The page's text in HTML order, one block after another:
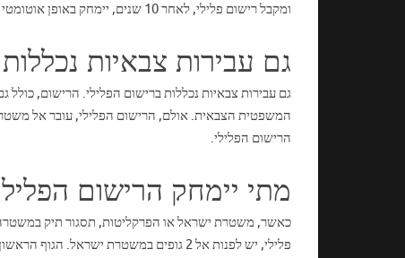
ומקבל רישום פלילי, לאחר 10 שנים, יימחק באופן אוטומטי הרישום. כאשר ניתן גזר דין ללא הרשעה, הרישום יימחק לאחר 5 שנים.
גם עבירות צבאיות
גם עבירות צבאיות נכללות ברישום הפלילי. הרישום,
המשפטית הצבאית. אולם, הרישום הפלילי, עובר אל
הרישום הפלילי.
מתי יימחק הרישום
כאשר, משטרת ישראל או הפרקליטות, תסגור תיק במשטרה
פלילי, יש לפנות אל 2 גופים במשטרת